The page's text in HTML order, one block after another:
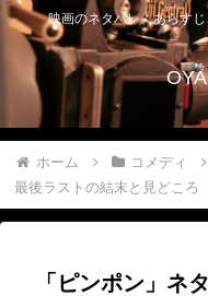
映画のネタバレ、あらす
ホーム コメディ
最後ラストの結末と見どころ
「ピンポン」ネ